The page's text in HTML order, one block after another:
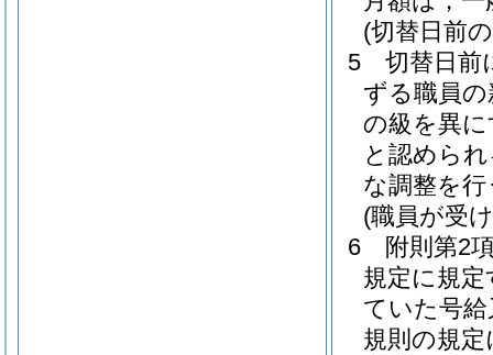
(切替日前
5
切替日前
ずる職員
の級を異
と認めら
な調整を
(職員が受
6
附則第2
規定に規
ていた号
規則の規